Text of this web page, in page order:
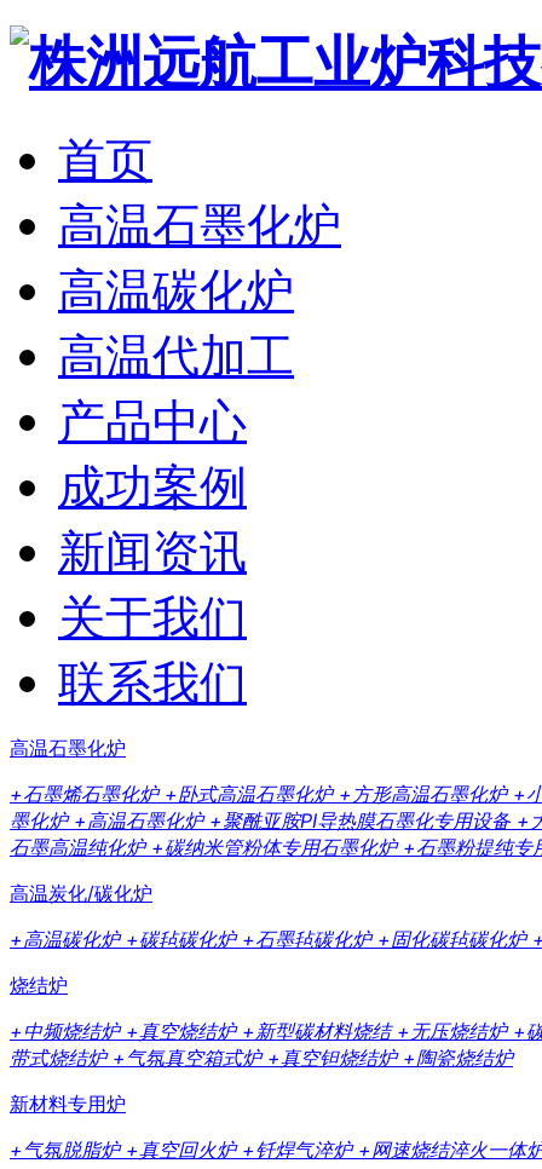
首页
高温石墨化炉
高温碳化炉
高温代加工
产品中心
成功案例
新闻资讯
关于我们
联系我们
高温石墨化炉
+石墨烯石墨化炉 +卧式高温石墨化炉 +方形高温石墨化炉 +
墨化炉 +高温石墨化炉 +聚酰亚胺PI导热膜石墨化专用设备 +
石墨高温纯化炉 +碳纳米管粉体专用石墨化炉 +石墨粉提纯专
高温炭化/碳化炉
+高温碳化炉 +碳毡碳化炉 +石墨毡碳化炉 +固化碳毡碳化炉
烧结炉
+中频烧结炉 +真空烧结炉 +新型碳材料烧结 +无压烧结炉 +
带式烧结炉 +气氛真空箱式炉 +真空钽烧结炉 +陶瓷烧结炉
新材料专用炉
+气氛脱脂炉 +真空回火炉 +钎焊气淬炉 +网速烧结淬火一体